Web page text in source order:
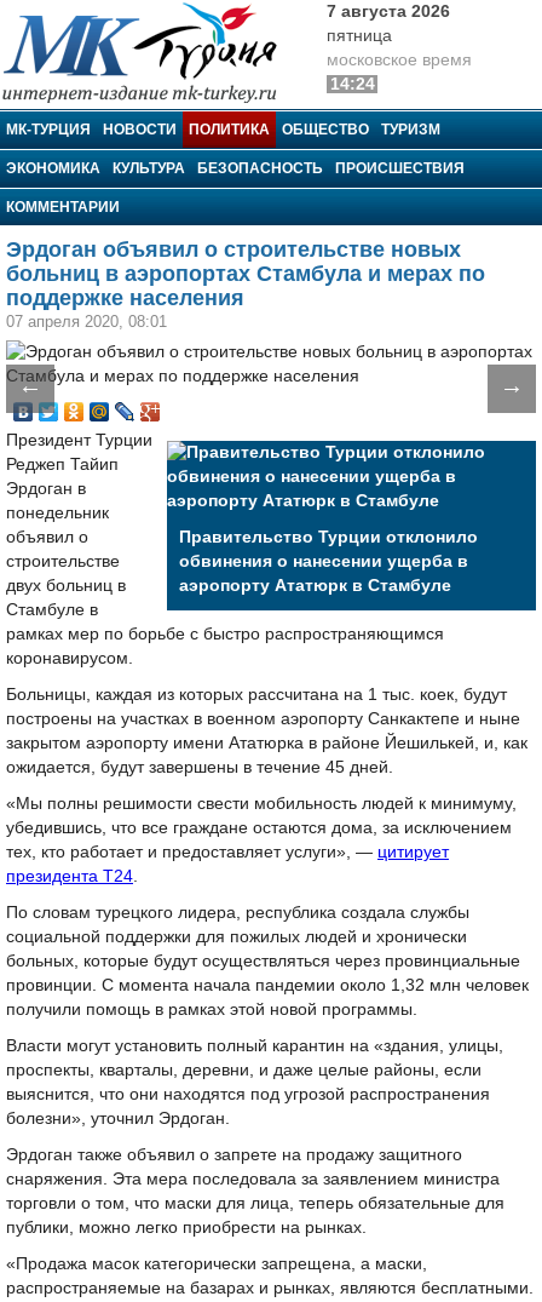
МК-Турция
7 августа 2026
пятница
московское время
14:24
МК-ТУРЦИЯ НОВОСТИ ПОЛИТИКА ОБЩЕСТВО ТУРИЗМ
ЭКОНОМИКА КУЛЬТУРА БЕЗОПАСНОСТЬ ПРОИСШЕСТВИЯ
КОММЕНТАРИИ
Эрдоган объявил о строительстве новых
больниц в аэропортах Стамбула и мерах по
поддержке населения
07 апреля 2020, 08:01
← →
Правительство Турции отклонило
обвинения о нанесении ущерба в
аэропорту Ататюрк в Стамбуле
Президент Турции
Реджеп Тайип
Эрдоган в
понедельник
объявил о
строительстве
двух больниц в
Стамбуле в
рамках мер по борьбе с быстро распространяющимся
коронавирусом.
Больницы, каждая из которых рассчитана на 1 тыс. коек, будут
построены на участках в военном аэропорту Санкактепе и ныне
закрытом аэропорту имени Ататюрка в районе Йешилькей, и, как
ожидается, будут завершены в течение 45 дней.
«Мы полны решимости свести мобильность людей к минимуму,
убедившись, что все граждане остаются дома, за исключением
тех, кто работает и предоставляет услуги», — цитирует
президента Т24.
По словам турецкого лидера, республика создала службы
социальной поддержки для пожилых людей и хронически
больных, которые будут осуществляться через провинциальные
провинции. С момента начала пандемии около 1,32 млн человек
получили помощь в рамках этой новой программы.
Власти могут установить полный карантин на «здания, улицы,
проспекты, кварталы, деревни, и даже целые районы, если
выяснится, что они находятся под угрозой распространения
болезни», уточнил Эрдоган.
Эрдоган также объявил о запрете на продажу защитного
снаряжения. Эта мера последовала за заявлением министра
торговли о том, что маски для лица, теперь обязательные для
публики, можно легко приобрести на рынках.
«Продажа масок категорически запрещена, а маски,
распространяемые на базарах и рынках, являются бесплатными.